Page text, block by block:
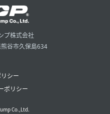
プ株式会社
谷市久保島634
シー
ポリシー
Co.,Ltd.